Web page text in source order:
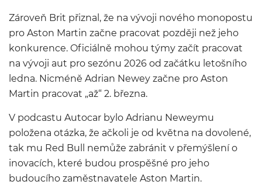
Zároveň Brit přiznal, že na vývoji nového monopostu
pro Aston Martin začne pracovat později než jeho
konkurence. Oficiálně mohou týmy začít pracovat
na vývoji aut pro sezónu 2026 od začátku letošního
ledna. Nicméně Adrian Newey začne pro Aston
Martin pracovat „až“ 2. března.
V podcastu Autocar bylo Adrianu Neweymu
položena otázka, že ačkoli je od května na dovolené,
tak mu Red Bull nemůže zabránit v přemýšlení o
inovacích, které budou prospěšné pro jeho
budoucího zaměstnavatele Aston Martin.